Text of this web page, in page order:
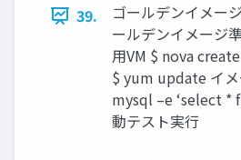
39.
ゴールデンイメー
ールデンイメージ
用VM $ nova
$ yum update イ
mysql –e ‘select *
動テスト実行